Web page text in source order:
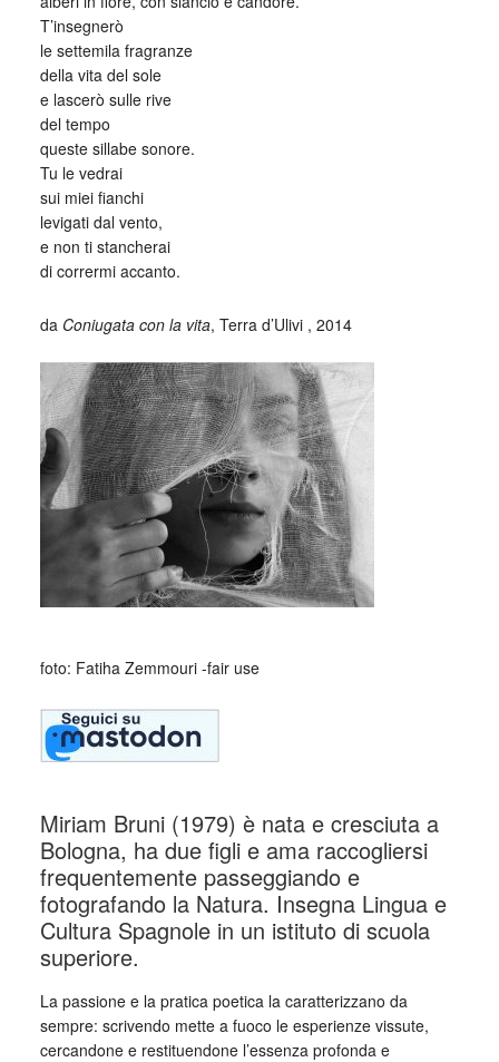
T’insegnerò
le settemila fragranze
della vita del sole
e lascerò sulle rive
del tempo
queste sillabe sonore.
Tu le vedrai
sui miei fianchi
levigati dal vento,
e non ti stancherai
di corrermi accanto.
da Coniugata con la vita, Terra d’Ulivi , 2014
foto: Fatiha Zemmouri -fair use
Miriam Bruni (1979) è nata e cresciuta a
Bologna, ha due figli e ama raccogliersi
frequentemente passeggiando e
fotografando la Natura. Insegna Lingua e
Cultura Spagnole in un istituto di scuola
superiore.
La passione e la pratica poetica la caratterizzano da
sempre: scrivendo mette a fuoco le esperienze vissute,
cercandone e restituendone l’essenza profonda e